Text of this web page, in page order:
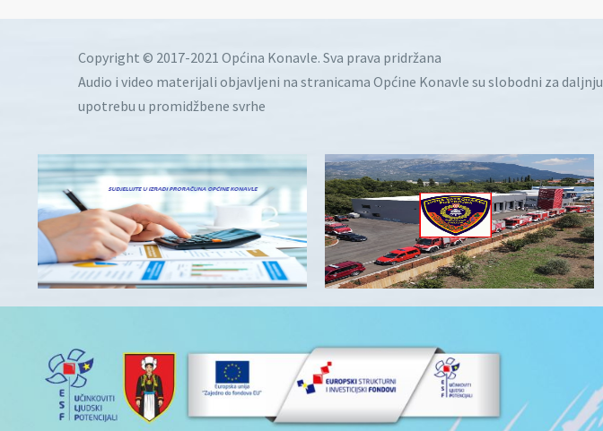
Copyright © 2017-2021 Općina Konavle. Sva prava pridržana
Audio i video materijali objavljeni na stranicama Općine Konavle su slobodni za daljnju
upotrebu u promidžbene svrhe